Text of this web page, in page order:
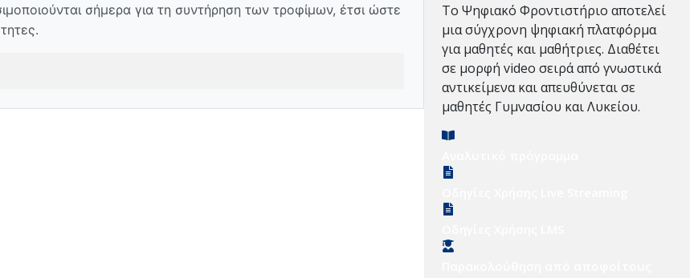
σήμερα για τη συντήρηση των τροφίμων, έτσι ώστε
Το Ψηφιακό Φροντιστήριο αποτελεί
μια σύγχρονη ψηφιακή πλατφόρμα
για μαθητές και μαθήτριες. Διαθέτει
σε μορφή video σειρά από γνωστικά
αντικείμενα και απευθύνεται σε
μαθητές Γυμνασίου και Λυκείου.